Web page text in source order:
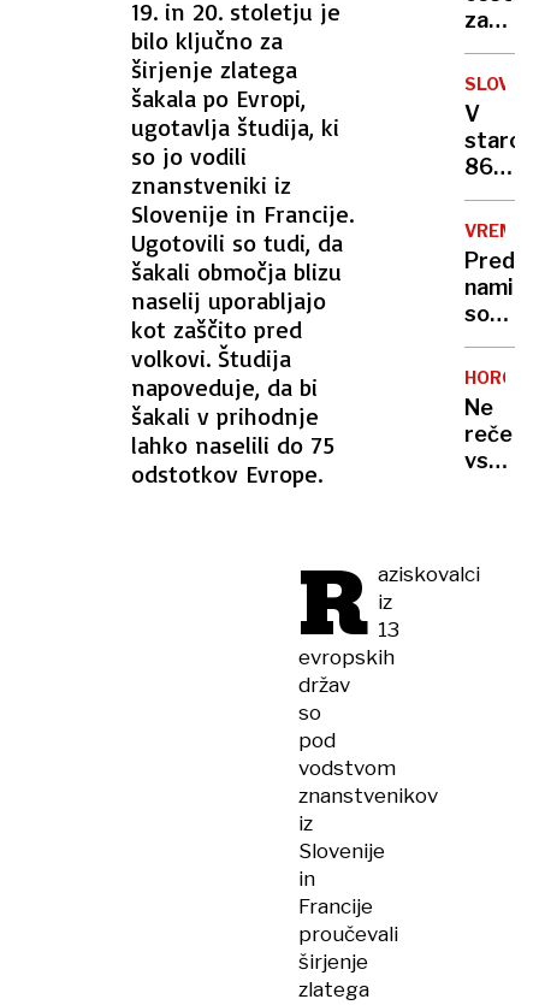
19. in 20. stoletju je
bilo ključno za
širjenje zlatega
šakala po Evropi,
ugotavlja študija, ki
so jo vodili
znanstveniki iz
Slovenije in Francije.
Ugotovili so tudi, da
šakali območja blizu
naselij uporabljajo
kot zaščito pred
volkovi. Študija
napoveduje, da bi
šakali v prihodnje
lahko naselili do 75
odstotkov Evrope.
R aziskovalci
iz
13
evropskih
držav
so
pod
vodstvom
znanstvenikov
iz
Slovenije
in
Francije
proučevali
širjenje
zlatega
težko.
Pa
ne
samo
zaradi
sebe"
Kje
boste
stali
v
koloni?
SLOVO
V
86
let
umrl
trener
Don
Nelson
VREME
Pred
nami
so
vroči
dnevi,
za
danes
velika
Ne
reče
vsak